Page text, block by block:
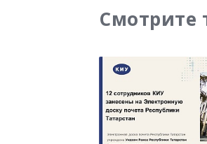
Смотрите